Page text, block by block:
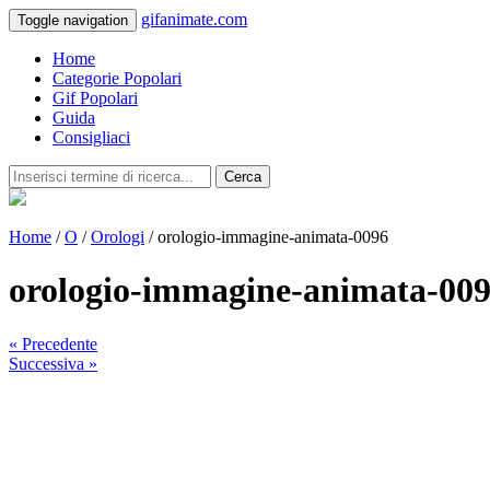
Toggle navigation gifanimate.com
Home
Categorie Popolari
Gif Popolari
Guida
Consigliaci
Cerca
Home /O /Orologi / orologio-immagine-animata-0096
orologio-immagine-animata-
« Precedente
Successiva »